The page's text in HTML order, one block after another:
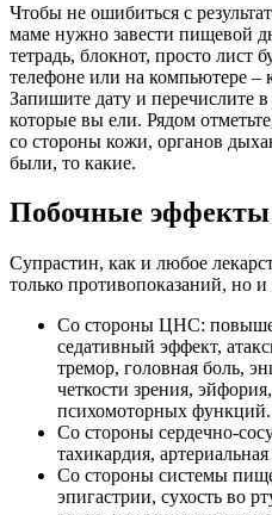
Чтобы не ошибиться с
маме нужно завести пищевой
тетрадь, блокнот, просто лист
телефоне или на компьютере –
Запишите дату и перечислите
которые вы ели. Рядом
со стороны кожи, органов
были, то какие.
Побочные эффекты
Супрастин, как и любое
только противопоказаний, но
Со стороны ЦНС:
седативный эффект,
тремор, головная боль,
четкости зрения,
психомоторных функций.
Со стороны сердечно-
тахикардия,
Со стороны системы
эпигастрии, сухость во